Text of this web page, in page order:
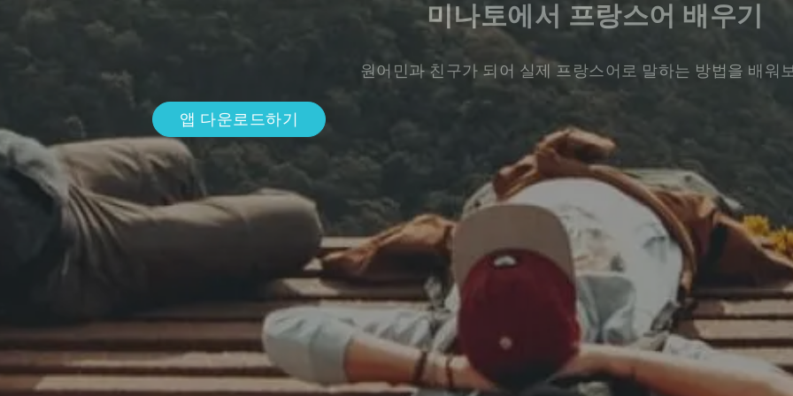
미나토에서 프랑스어 배우기
원어민과 친구가 되어 실제 프랑스어로 말하는 방법을 배워
앱 다운로드하기